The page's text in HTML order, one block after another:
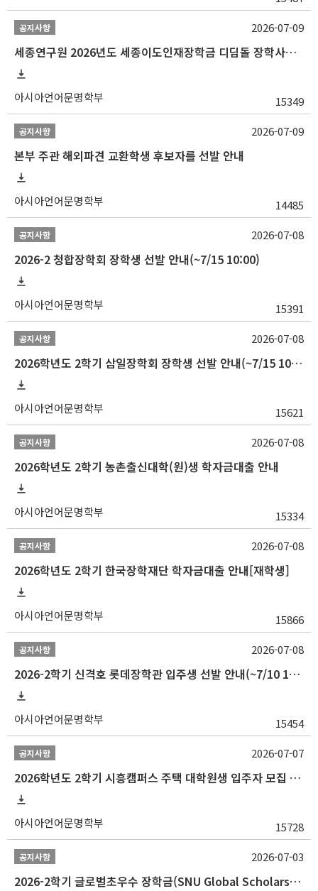
공지사항
세종연구원 2026년도 세종이도인재장학금 디딤돌 장학사업 학자금대출 관련분야(원금상환, 이자지원) 신청 사업 안내
아시아언어문명학부 15349
2026-07-09
공지사항
본부 주관 해외파견 교환학생 후보자를 선발 안내
아시아언어문명학부 14485
2026-07-09
공지사항
2026-2 청합장학회 장학생 선발 안내(~7/15 10:00)
아시아언어문명학부 15391
2026-07-08
공지사항
2026학년도 2학기 삼일장학회 장학생 선발 안내(~7/15 10:00)
아시아언어문명학부 15621
2026-07-08
공지사항
2026학년도 2학기 농촌출신대학(원)생 학자금대출 안내
아시아언어문명학부 15334
2026-07-08
공지사항
2026학년도 2학기 한국장학재단 학자금대출 안내[재학생]
아시아언어문명학부 15866
2026-07-08
공지사항
2026-2학기 신격호 롯데장학관 입주생 선발 안내(~7/10 10:00)
아시아언어문명학부 15454
2026-07-08
공지사항
2026학년도 2학기 시흥캠퍼스 주택 대학원생 입주자 모집 안내
아시아언어문명학부 15728
2026-07-07
공지사항
2026-2학기 글로벌초우수 장학금(SNU Global Scholarship, GS) 신청 안내(~7/12 23:00)
2026-07-03